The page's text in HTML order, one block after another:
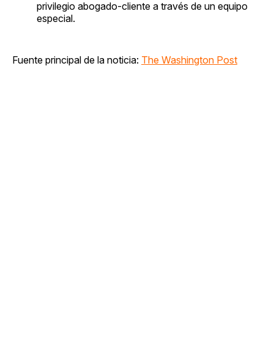
privilegio abogado-cliente a través de un equipo
especial.
Fuente principal de la noticia: The Washington Post